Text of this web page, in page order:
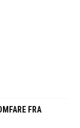
FRA